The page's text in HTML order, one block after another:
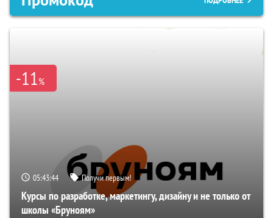
-11%
05:43:43 Получи первым!
Курсы по разработке, маркетингу, дизайну и не только от
школы «Бруноям»